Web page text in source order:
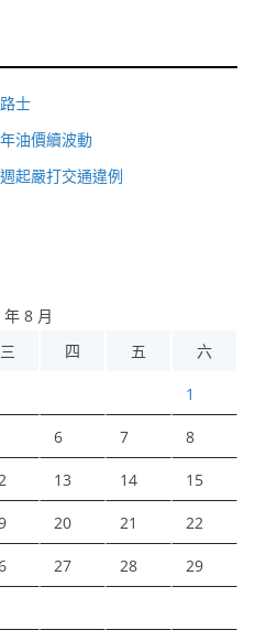
士
油價續波動
起嚴打交通違例
8 月
三 四 五 六
1
6 7 8
13 14 15
20 21 22
27 28 29